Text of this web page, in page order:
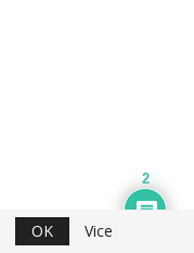
OK Vice
2